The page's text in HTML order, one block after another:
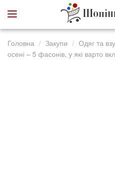
Головна Закупи Одяг та
осені – 5 фасонів, у які варто